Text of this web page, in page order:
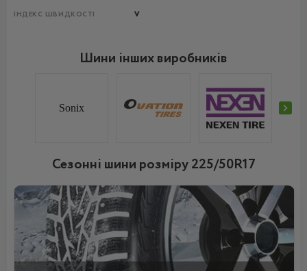
ІНДЕКС ШВИДКОСТІ V
Шини інших виробників
Sonix
Сезонні шини розміру 225/50R17